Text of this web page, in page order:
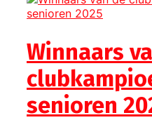
Winnaars
senioren